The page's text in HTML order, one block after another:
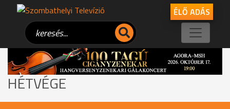
ÉLŐ ADÁS
HÉTVÉGE